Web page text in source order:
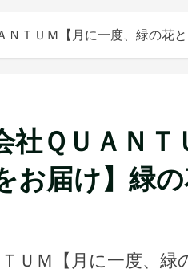
ＮＴＵＭ【月に一度、緑の花
社ＱＵＡＮ
お届け】緑
ＵＭ【月に一度、